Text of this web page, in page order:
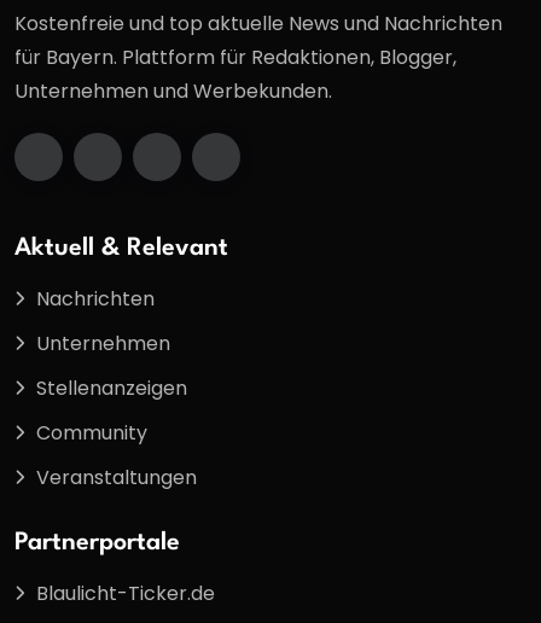
Kostenfreie und top aktuelle News und Nachrichten
für Bayern. Plattform für Redaktionen, Blogger,
Unternehmen und Werbekunden.
Aktuell & Relevant
Nachrichten
Unternehmen
Stellenanzeigen
Community
Veranstaltungen
Partnerportale
Blaulicht-Ticker.de